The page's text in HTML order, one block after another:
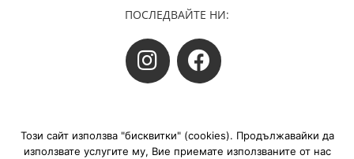
ПОСЛЕДВАЙТЕ НИ:
©Монеко ООД Всички права запазени
Română
Този сайт използва "бисквитки" (cookies). Продължавайки да
използвате услугите му, Вие приемате използваните от нас